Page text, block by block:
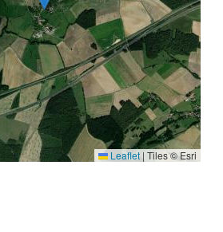
Leaflet | Tiles © Esri